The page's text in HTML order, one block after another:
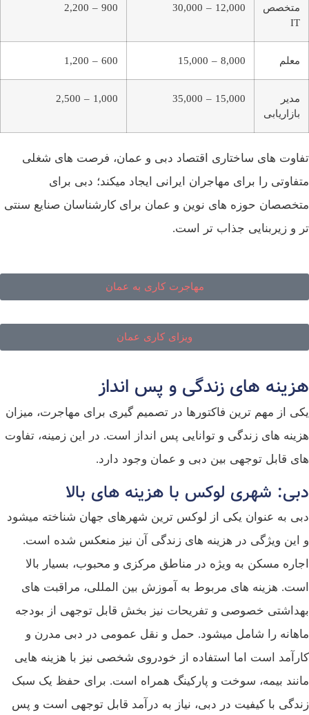
متخصص
IT
12,000 – 30,000
900 – 2,200
معلم 8,000 – 15,000
600 – 1,200
مدیر
بازاریابی
15,000 – 35,000
1,000 – 2,500
تفاوت‌ های ساختاری اقتصاد دبی و عمان، فرصت‌ های شغلی
متفاوتی را برای مهاجران ایرانی ایجاد میکند؛ دبی برای
متخصصان حوزه‌ های نوین و عمان برای کارشناسان صنایع سنتی‌
تر و زیربنایی جذاب‌ تر است.
مهاجرت کاری به عمان
ویزای کاری عمان
هزینه‌ های زندگی و پس‌ انداز
یکی از مهم‌ ترین فاکتورها در تصمیم‌ گیری برای مهاجرت، میزان
هزینه‌ های زندگی و توانایی پس‌ انداز است. در این زمینه، تفاوت‌
های قابل‌ توجهی بین دبی و عمان وجود دارد.
دبی: شهری لوکس با هزینه‌ های بالا
دبی به عنوان یکی از لوکس‌ ترین شهرهای جهان شناخته میشود
و این ویژگی در هزینه‌ های زندگی آن نیز منعکس شده است.
اجاره مسکن به‌ ویژه در مناطق مرکزی و محبوب، بسیار بالا
است. هزینه‌ های مربوط به آموزش بین‌ المللی، مراقبت‌ های
بهداشتی خصوصی و تفریحات نیز بخش قابل توجهی از بودجه
ماهانه را شامل میشود. حمل‌ و نقل عمومی در دبی مدرن و
کارآمد است اما استفاده از خودروی شخصی نیز با هزینه‌ هایی
مانند بیمه، سوخت و پارکینگ همراه است. برای حفظ یک سبک
زندگی با کیفیت در دبی، نیاز به درآمد قابل توجهی است و پس‌